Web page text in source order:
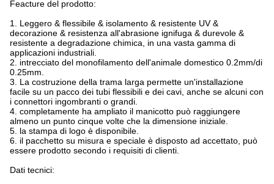
Feacture del prodotto:
1. Leggero & flessibile & isolamento & resistente UV &
decorazione & resistenza all'abrasione ignifuga & durevole &
resistente a degradazione chimica, in una vasta gamma di
applicazioni industriali.
2. intrecciato del monofilamento dell'animale domestico 0.2mm/di
0.25mm.
3. La costruzione della trama larga permette un'installazione
facile su un pacco dei tubi flessibili e dei cavi, anche se alcuni con
i connettori ingombranti o grandi.
4. completamente ha ampliato il manicotto può raggiungere
almeno un punto cinque volte che la dimensione iniziale.
5. la stampa di logo è disponibile.
6. il pacchetto su misura e speciale è disposto ad accettato, può
essere prodotto secondo i requisiti di clienti.
Dati tecnici: